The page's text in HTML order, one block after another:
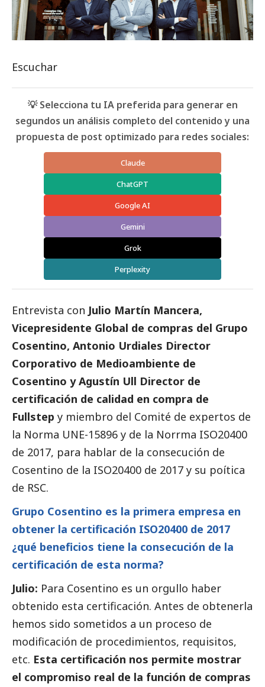
Escuchar
💡 Selecciona tu IA preferida para generar en
segundos un análisis completo del contenido y una
propuesta de post optimizado para redes sociales:
Claude
ChatGPT
Google AI
Gemini
Grok
Perplexity
Entrevista con Julio Martín Mancera,
Vicepresidente Global de compras del Grupo
Cosentino, Antonio Urdiales Director
Corporativo de Medioambiente de
Cosentino y Agustín Ull Director de
certificación de calidad en compra de
Fullstep y miembro del Comité de expertos de
la Norma UNE-15896 y de la Norrma ISO20400
de 2017, para hablar de la consecución de
Cosentino de la ISO20400 de 2017 y su poítica
de RSC.
Grupo Cosentino es la primera empresa en
obtener la certificación ISO20400 de 2017
¿qué beneficios tiene la consecución de la
certificación de esta norma?
Julio: Para Cosentino es un orgullo haber
obtenido esta certificación. Antes de obtenerla
hemos sido sometidos a un proceso de
modificación de procedimientos, requisitos,
etc. Esta certificación nos permite mostrar
el compromiso real de la función de compras